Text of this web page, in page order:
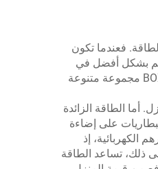
فعندما تكون
بشكل أفضل في
استهلاكها للطاقة، ما يساعد على خفض فواتير الكهرباء. كما أنه مفيد للبيئة، لأنه يعتمد على مصادر طاقة متجددة بدلًا من الوقود الأحفوري فقط. وتقدِّم شركة BOX-E مجموعة متنوعة
الطاقة الزائدة
على إضاءة
الكهربائية، إذ
ذلك، تساعد الطاقة